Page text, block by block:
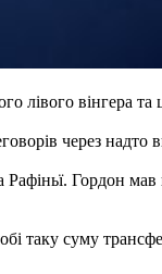
лівого вінгера та
через надто
Гордон
таку суму